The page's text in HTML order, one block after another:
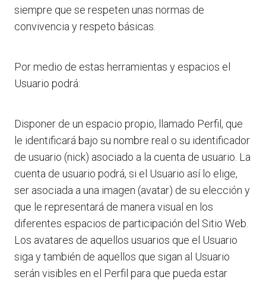
siempre que se respeten unas normas de
convivencia y respeto básicas.
Por medio de estas herramientas y espacios el
Usuario podrá:
Disponer de un espacio propio, llamado Perfil, que
le identificará bajo su nombre real o su identificador
de usuario (nick) asociado a la cuenta de usuario. La
cuenta de usuario podrá, si el Usuario así lo elige,
ser asociada a una imagen (avatar) de su elección y
que le representará de manera visual en los
diferentes espacios de participación del Sitio Web.
Los avatares de aquellos usuarios que el Usuario
siga y también de aquellos que sigan al Usuario
serán visibles en el Perfil para que pueda estar